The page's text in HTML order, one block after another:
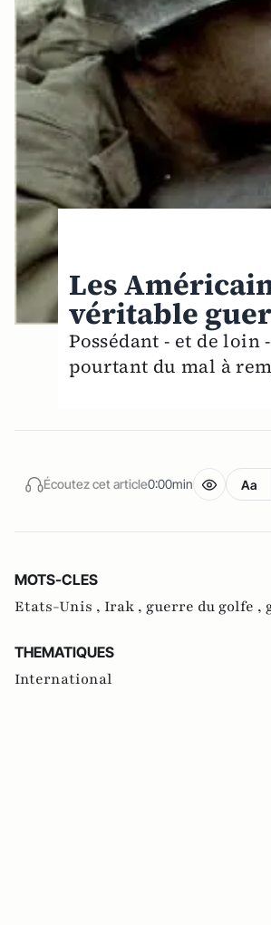
Les
véritable
Possédant - et de
pourtant du mal à
Écoutez cet article0:00min Aa
MOTS-CLES
Etats-Unis , Irak , guerre du golfe ,
THEMATIQUES
International